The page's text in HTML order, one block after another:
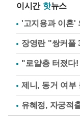
이시간 핫뉴스
'고지용과 이혼'
장영란 "쌍커풀
제니, 동거 여부
유혜정, 자궁적